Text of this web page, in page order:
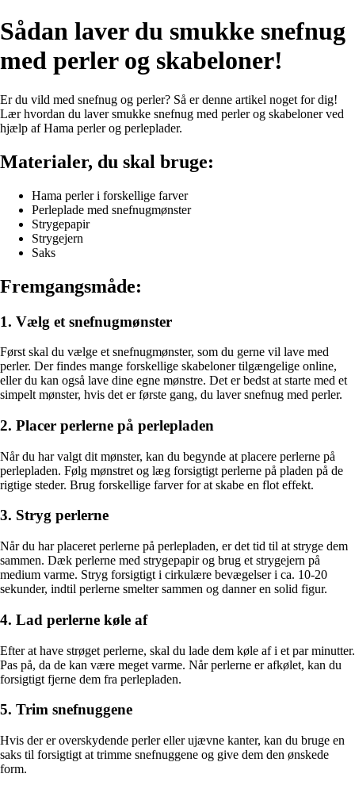
Sådan laver du smukke snefnug
med perler og skabeloner!
Er du vild med snefnug og perler? Så er denne artikel noget for dig!
Lær hvordan du laver smukke snefnug med perler og skabeloner ved
hjælp af Hama perler og perleplader.
Materialer, du skal bruge:
Hama perler i forskellige farver
Perleplade med snefnugmønster
Strygepapir
Strygejern
Saks
Fremgangsmåde:
1. Vælg et snefnugmønster
Først skal du vælge et snefnugmønster, som du gerne vil lave med
perler. Der findes mange forskellige skabeloner tilgængelige online,
eller du kan også lave dine egne mønstre. Det er bedst at starte med et
simpelt mønster, hvis det er første gang, du laver snefnug med perler.
2. Placer perlerne på perlepladen
Når du har valgt dit mønster, kan du begynde at placere perlerne på
perlepladen. Følg mønstret og læg forsigtigt perlerne på pladen på de
rigtige steder. Brug forskellige farver for at skabe en flot effekt.
3. Stryg perlerne
Når du har placeret perlerne på perlepladen, er det tid til at stryge dem
sammen. Dæk perlerne med strygepapir og brug et strygejern på
medium varme. Stryg forsigtigt i cirkulære bevægelser i ca. 10-20
sekunder, indtil perlerne smelter sammen og danner en solid figur.
4. Lad perlerne køle af
Efter at have strøget perlerne, skal du lade dem køle af i et par minutter.
Pas på, da de kan være meget varme. Når perlerne er afkølet, kan du
forsigtigt fjerne dem fra perlepladen.
5. Trim snefnuggene
Hvis der er overskydende perler eller ujævne kanter, kan du bruge en
saks til forsigtigt at trimme snefnuggene og give dem den ønskede
form.